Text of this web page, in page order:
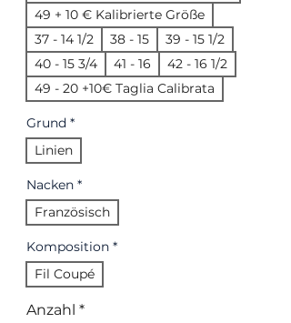
49 + 10 € Kalibrierte Größe
37 - 14 1/2
38 - 15
39 - 15 1/2
40 - 15 3/4
41 - 16
42 - 16 1/2
49 - 20 +10€ Taglia Calibrata
Grund *
Linien
Nacken *
Französisch
Komposition *
Fil Coupé
Anzahl *